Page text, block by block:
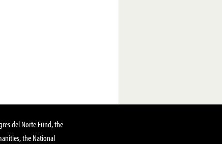
del Norte Fund, the
the National